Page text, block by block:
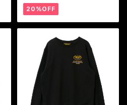
20%OFF